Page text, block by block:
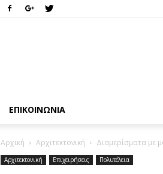
ΕΠΙΚΟΙΝΩΝΊΑ
Αρχική Αρχιτεκτονική Διαμερίσματα με
Αρχιτεκτονική Επιχειρήσεις Πολυτέλεια